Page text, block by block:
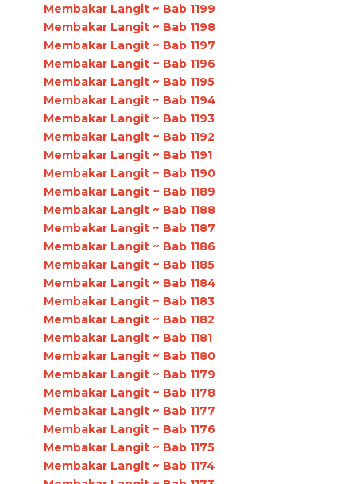
Membakar Langit ~ Bab 1199
Membakar Langit ~ Bab 1198
Membakar Langit ~ Bab 1197
Membakar Langit ~ Bab 1196
Membakar Langit ~ Bab 1195
Membakar Langit ~ Bab 1194
Membakar Langit ~ Bab 1193
Membakar Langit ~ Bab 1192
Membakar Langit ~ Bab 1191
Membakar Langit ~ Bab 1190
Membakar Langit ~ Bab 1189
Membakar Langit ~ Bab 1188
Membakar Langit ~ Bab 1187
Membakar Langit ~ Bab 1186
Membakar Langit ~ Bab 1185
Membakar Langit ~ Bab 1184
Membakar Langit ~ Bab 1183
Membakar Langit ~ Bab 1182
Membakar Langit ~ Bab 1181
Membakar Langit ~ Bab 1180
Membakar Langit ~ Bab 1179
Membakar Langit ~ Bab 1178
Membakar Langit ~ Bab 1177
Membakar Langit ~ Bab 1176
Membakar Langit ~ Bab 1175
Membakar Langit ~ Bab 1174